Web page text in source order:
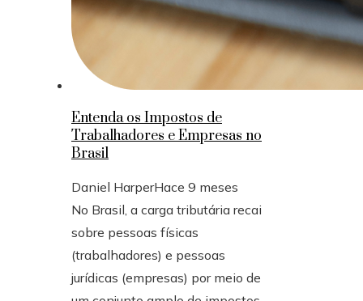
Entenda os Impostos de
Trabalhadores e Empresas no
Brasil
Daniel HarperHace 9 meses
No Brasil, a carga tributária recai
sobre pessoas físicas
(trabalhadores) e pessoas
jurídicas (empresas) por meio de